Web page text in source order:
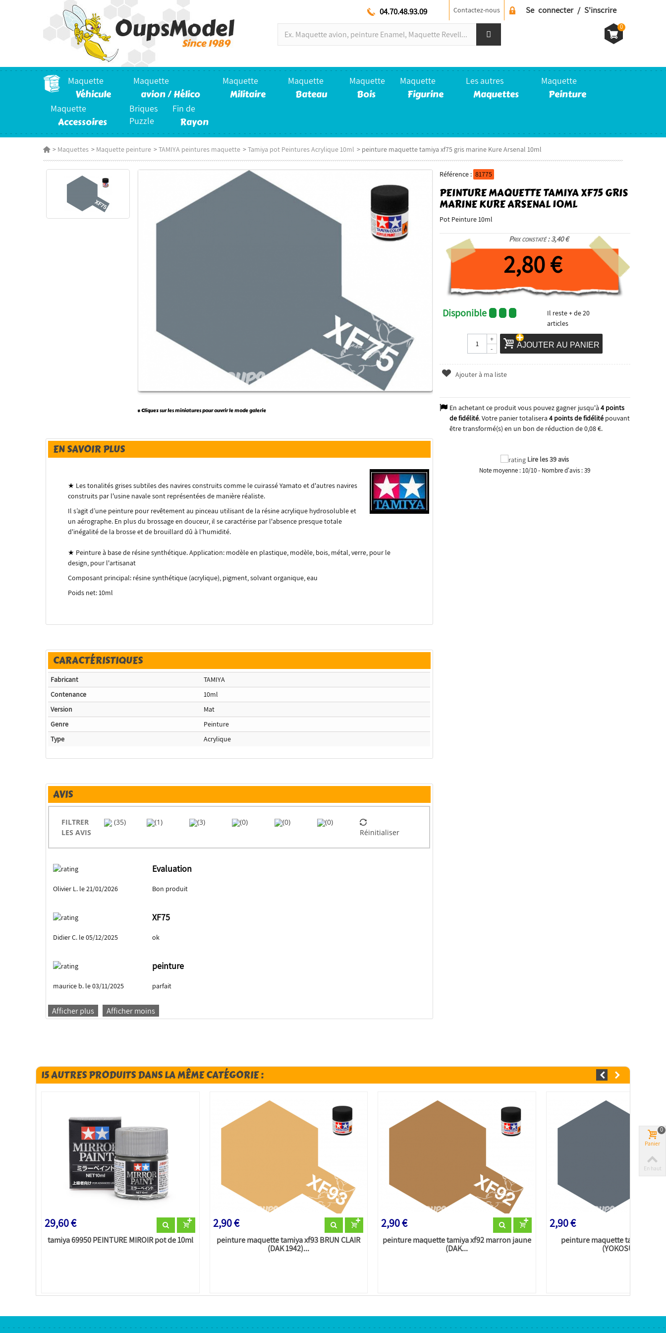
Se connecter / S'inscrire
Contactez-nous
04.70.48.93.09
0
Maquette
Véhicule
Maquette
avion / Hélico
Maquette
Militaire
Maquette
Bateau
Maquette
Bois
Maquette
Figurine
Les autres
Maquettes
Maquette
Peinture
Maquette
Accessoires
Briques
Puzzle
Fin de
Rayon
> Maquettes > Maquette peinture >TAMIYA peintures maquette >Tamiya pot Peintures Acrylique 10ml > peinture maquette tamiya xf75 gris marine Kure Arsenal 10ml
Référence : 81775
PEINTURE MAQUETTE TAMIYA XF75 GRIS
MARINE KURE ARSENAL 10ML
Pot Peinture 10ml
Prix constaté : 3,40 €
2,80 €
Disponible Il reste+ de 20
articles
-
+
AJOUTER AU PANIER
Ajouter à ma liste
En achetant ce produit vous pouvez gagner jusqu'à 4points
de fidélité. Votre panier totalisera 4points de fidélitépouvant
être transformé(s) en un bon de réduction de0,08 €.
Lire les 39 avis
Note moyenne :10/10- Nombre d'avis :39
* Cliquez sur les miniatures pour ouvrir le mode galerie
EN SAVOIR PLUS
★ Les tonalités grises subtiles des navires construits comme le cuirassé Yamato et d'autres navires
construits par l'usine navale sont représentées de manière réaliste.
Il s’agit d’une peinture pour revêtement au pinceau utilisant de la résine acrylique hydrosoluble et
un aérographe. En plus du brossage en douceur, il se caractérise par l'absence presque totale
d'inégalité de la brosse et de brouillard dû à l'humidité.
★ Peinture à base de résine synthétique.Application: modèle en plastique, modèle, bois, métal, verre, pour le
design, pour l'artisanat
Composant principal: résine synthétique (acrylique), pigment, solvant organique, eau
Poids net: 10ml
CARACTÉRISTIQUES
Fabricant
TAMIYA
Contenance
10ml
Version
Mat
Genre
Peinture
Type
Acrylique
AVIS
FILTRER
LES AVIS
(35) (1) (3) (0) (0)
(0)
Réinitialiser
Evaluation
Olivier L. le 21/01/2026 Bon produit
XF75
Didier C. le 05/12/2025 ok
peinture
maurice b. le 03/11/2025 parfait
Afficher plus Afficher moins
15 AUTRES PRODUITS DANS LA MÊME CATÉGORIE :
29,60 €
tamiya 69950 PEINTURE MIROIR pot de 10ml
2,90 €
peinture maquette tamiya xf93 BRUN CLAIR
(DAK 1942)...
2,90 €
peinture maquette tamiya xf92 marron jaune
(DAK...
2,90 €
peinture maquette tamiya xf91
(YOKOSUKA...
Panier
0
En haut